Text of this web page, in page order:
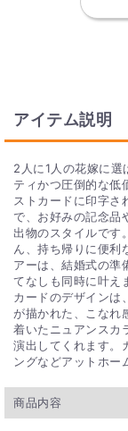
せて贈り分け
付けしておりま
Q. ゲストが引
の受け取り期限
受け取り期限は
アイテム説明
2人に1人の花嫁に選
ティかつ圧倒的な低
ストカードに印字さ
で、お好みの記念品
出物のスタイルです
ん、持ち帰りに便利
アーは、結婚式の準
てなしも同時に叶え
カードのデザインは
が描かれた、こなれ
着いたニュアンスカ
演出してくれます。
ングなどアットホー
商品内容